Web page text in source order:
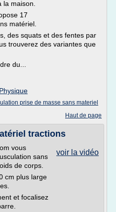
maison.
17
matériel.
des squats et des fentes par
trouverez des variantes que
du...
prise de masse sans materiel
Haut de page
tractions
voir la vidéo
vous
sans
de corps.
cm plus large
et focalisez